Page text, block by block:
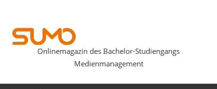
springen
SUMOmag
Onlinemagazin des Bachelor-Studiengangs
Medienmanagement